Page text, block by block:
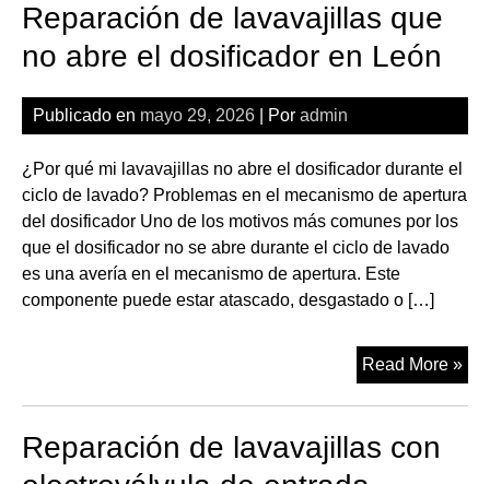
Reparación de lavavajillas que
no abre el dosificador en León
Publicado en mayo 29, 2026 | Por admin
¿Por qué mi lavavajillas no abre el dosificador durante el
ciclo de lavado? Problemas en el mecanismo de apertura
del dosificador Uno de los motivos más comunes por los
que el dosificador no se abre durante el ciclo de lavado
es una avería en el mecanismo de apertura. Este
componente puede estar atascado, desgastado o […]
Read More »
de
Reparación de lavavajillas con